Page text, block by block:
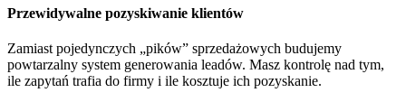
Przewidywalne pozyskiwanie klientów
Zamiast pojedynczych „pików” sprzedażowych budujemy
powtarzalny system generowania leadów. Masz kontrolę nad tym,
ile zapytań trafia do firmy i ile kosztuje ich pozyskanie.